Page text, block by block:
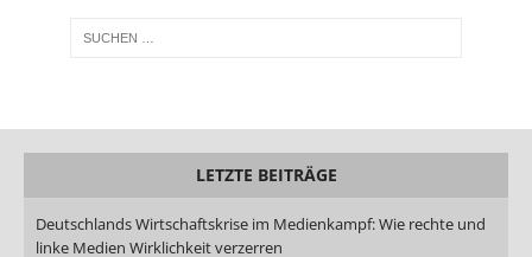
LETZTE BEITRÄGE
Deutschlands Wirtschaftskrise im Medienkampf: Wie rechte und
linke Medien Wirklichkeit verzerren